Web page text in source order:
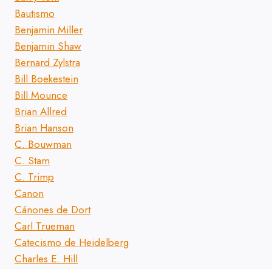
Bautismo
Benjamin Miller
Benjamin Shaw
Bernard Zylstra
Bill Boekestein
Bill Mounce
Brian Allred
Brian Hanson
C. Bouwman
C. Stam
C. Trimp
Canon
Cánones de Dort
Carl Trueman
Catecismo de Heidelberg
Charles E. Hill